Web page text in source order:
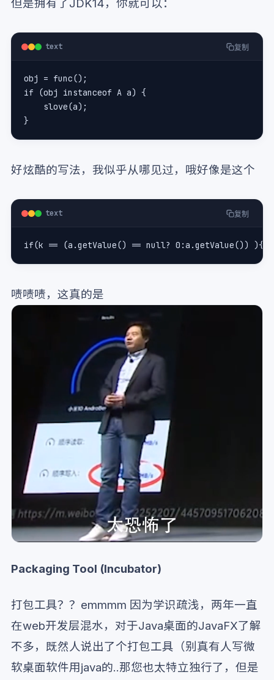
但是拥有了JDK14，你就可以：
text 复制
obj = func();
if (obj instanceof A a) {
    slove(a);
}
好炫酷的写法，我似乎从哪见过，哦好像是这个
text 复制
if(k == (a.getValue() == null? 0:a.getValue()) ){}
啧啧啧，这真的是
Packaging Tool (Incubator)
打包工具？？emmmm 因为学识疏浅，两年一直
在web开发层混水，对于Java桌面的JavaFX了解
不多，既然人说出了个打包工具（别真有人写微
软桌面软件用java的..那您也太特立独行了，但是